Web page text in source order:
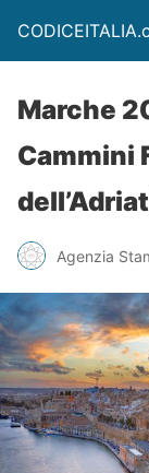
Marche
Cammini
Agenzia